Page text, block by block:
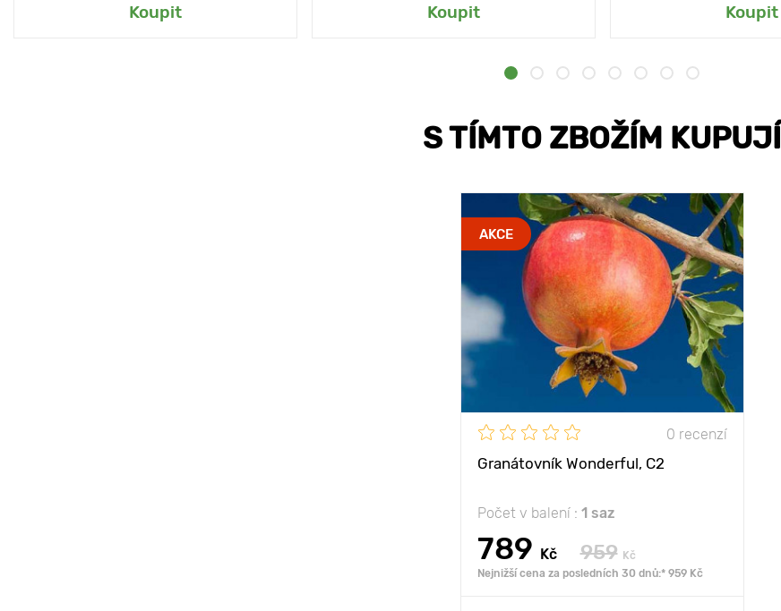
Koupit Koupit Koupit
S TÍMTO ZBOŽÍM KUPUJÍ
AKCE
0 recenzí
Granátovník Wonderful, С2
Počet v balení : 1 saz
789 Kč 959
Kč
Nejnižší cena za posledních 30 dnů:* 959 Kč